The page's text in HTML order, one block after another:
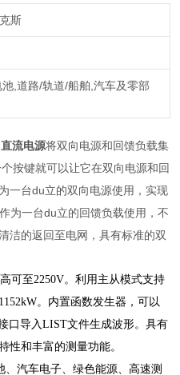
斯
,道路/轨道/船舶,汽车及零部
流电源将双向电源和回馈负载集
按键就可以让它在双向电源和回
一台du立的双向电源使用，实现
为一台du立的回馈负载使用，不
洁的返回至电网，具有标准的双
可至2250V。利用主从模式支持
。内置函数发生器，可以
口导入LIST文件生成波形。具有
性和丰富的测量功能。
汽车电子、绿色能源、高速测